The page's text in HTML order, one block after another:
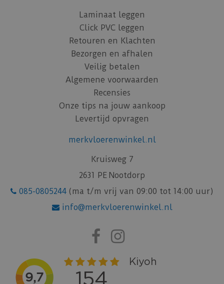
Laminaat leggen
Click PVC leggen
Retouren en Klachten
Bezorgen en afhalen
Veilig betalen
Algemene voorwaarden
Recensies
Onze tips na jouw aankoop
Levertijd opvragen
merkvloerenwinkel.nl
Kruisweg 7
2631 PE Nootdorp
085-0805244 (ma t/m vrij van 09:00 tot 14:00 uur)
info@merkvloerenwinkel.nl